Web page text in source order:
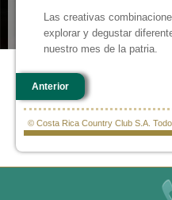
Las creativas
explorar y degustar
nuestro mes de la patria.
Anterior
© Costa Rica Country Club S.A.